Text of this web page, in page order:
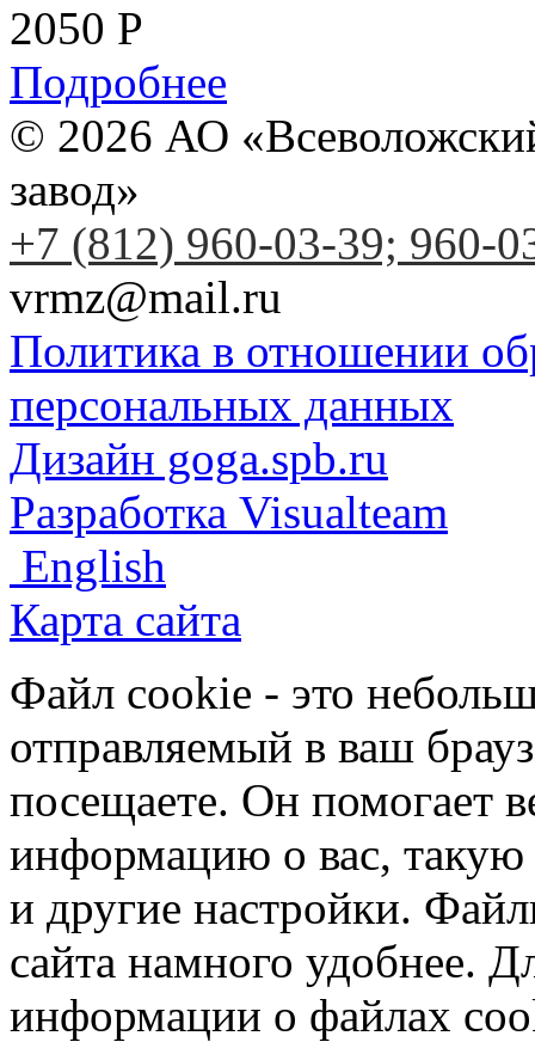
2050 Р
Подробнее
© 2026 АО
завод»
+7 (812) 960-03-39; 960-
vrmz@mail.ru
Политика в отношении
персональных данных
Дизайн goga.spb.ru
Разработка Visualteam
English
Карта сайта
Файл cookie - это
отправляемый в ваш
посещаете. Он помогает
информацию о вас, такую
и другие настройки.
сайта намного удобнее.
информации о файлах